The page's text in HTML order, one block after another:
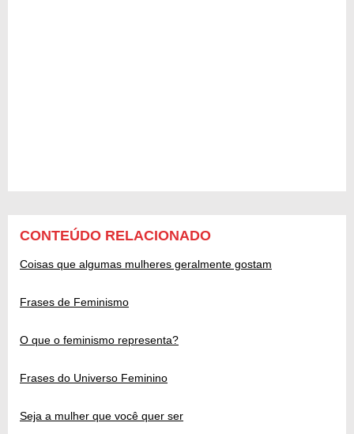
CONTEÚDO RELACIONADO
Coisas que algumas mulheres geralmente gostam
Frases de Feminismo
O que o feminismo representa?
Frases do Universo Feminino
Seja a mulher que você quer ser